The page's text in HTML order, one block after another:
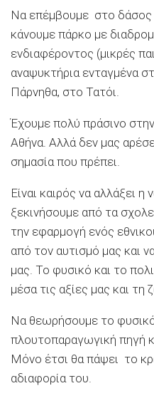
Να επέμβουμε στο δάσος
κάνουμε πάρκο με
ενδιαφέροντος (μικρές
αναψυκτήρια ενταγμένα
Πάρνηθα, στο Τατόι.
Έχουμε πολύ πράσινο
Αθήνα. Αλλά δεν μας
σημασία που πρέπει.
Είναι καιρός να αλλάξει
ξεκινήσουμε από τα
την εφαρμογή ενός
από τον αυτισμό μας και
μας. Το φυσικό και το
μέσα τις αξίες μας και τη
Να θεωρήσουμε το
πλουτοπαραγωγική πηγή
Μόνο έτσι θα πάψει το
αδιαφορία του.